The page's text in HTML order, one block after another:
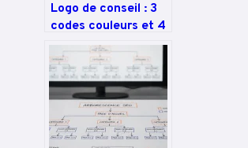
Logo de conseil : 3
codes couleurs et 4
symboles pour
asseoir votre
crédibilité